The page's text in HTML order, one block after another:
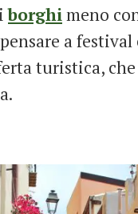
borghimeno
a
turistica,